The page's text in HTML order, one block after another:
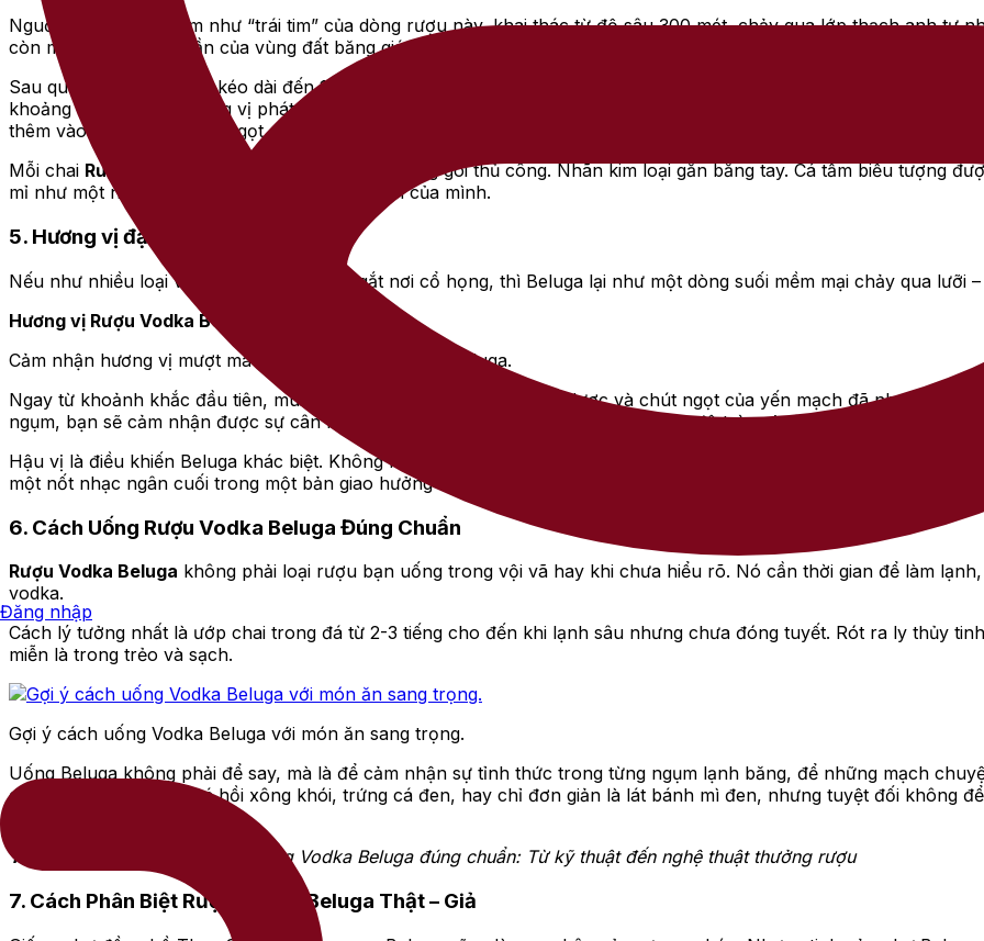
Đăng nhập
Nguồn nước được xem như “trái tim” của dòng rượu này, khai thác từ độ sâu 300 mét, chảy qua lớp thạch anh tự
còn mang theo tinh thần của vùng đất băng giá: tinh khiết, lạnh lẽo, nhưng giàu khoáng chất và sống động.
Sau quá trình chưng cất kéo dài đến 18 ngày, một con số xa xỉ với bất kỳ loại vodka thương mại nào, hỗn hợp
khoảng thời gian để hương vị phát triển trọn vẹn: không vội vàng, không ép buộc. Trong thời gian này, các thành
thêm vào – không để làm ngọt, mà để làm sâu.
Mỗi chai Rượu Vodka Beluga
cuối cùng được đóng gói thủ công. Nhãn kim loại gắn bằng tay. Cá tầm biểu tượng
mỉ như một nghệ nhân đóng dấu vào tác phẩm của mình.
5. Hương vị đặc trưng
Nếu như nhiều loại vodka để lại cảm giác gắt nơi cổ họng, thì Beluga lại như một dòng suối mềm mại chảy qua lưỡi
Hương vị Rượu Vodka Beluga
Cảm nhận hương vị mượt mà và hậu vị sâu lắng của Beluga.
Ngay từ khoảnh khắc đầu tiên, mùi thơm nhẹ của mạch nha, thảo dược và chút ngọt của yến mạch đã nhẹ nhàng
ngụm, bạn sẽ cảm nhận được sự cân bằng trọn vẹn giữa độ cồn và độ ngọt, giữa độ tròn vị và tinh khiết. Vị rượu
Hậu vị là điều khiến Beluga khác biệt. Không mất hút như vodka công nghiệp, cũng không dày nặng như whisky,
một nốt nhạc ngân cuối trong một bản giao hưởng Nga đầy cảm xúc.
6. Cách Uống Rượu Vodka Beluga Đúng Chuẩn
Rượu Vodka Beluga không phải loại rượu bạn uống trong vội vã hay khi chưa hiểu rõ. Nó cần thời gian để làm
vodka.
Cách lý tưởng nhất là ướp chai trong đá từ 2-3 tiếng cho đến khi lạnh sâu nhưng chưa đóng tuyết. Rót ra ly thủy
miễn là trong trẻo và sạch.
Gợi ý cách uống Vodka Beluga với món ăn sang trọng.
Uống Beluga không phải để say, mà là để cảm nhận sự tỉnh thức trong từng ngụm lạnh băng, để những mạch
dứt. Có thể dùng kèm cá hồi xông khói, trứng cá đen, hay chỉ đơn giản là lát bánh mì đen, nhưng tuyệt đối không
Tham khảo chi tiết tại:
Cách uống Vodka Beluga đúng chuẩn: Từ kỹ thuật đến nghệ thuật thưởng rượu
7. Cách Phân Biệt Rượu Vodka Beluga Thật – Giả